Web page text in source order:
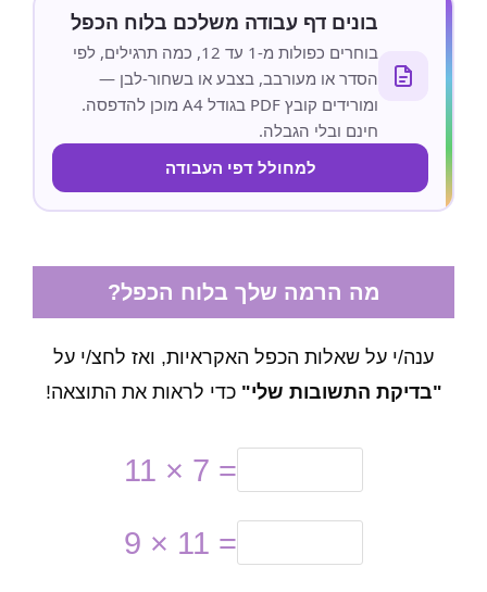
בונים דף עבודה משלכם בלוח הכפל
בוחרים כפולות מ-1 עד 12, כמה תרגילים, לפי
הסדר או מעורבב, בצבע או בשחור-לבן —
ומורידים קובץ PDF בגודל A4 מוכן להדפסה.
חינם ובלי הגבלה.
למחולל דפי העבודה
מה הרמה שלך בלוח הכפל?
ענה/י על שאלות הכפל האקראיות, ואז לחצ/י על
"בדיקת התשובות שלי" כדי לראות את התוצאה!
11 × 7 =
9 × 11 =